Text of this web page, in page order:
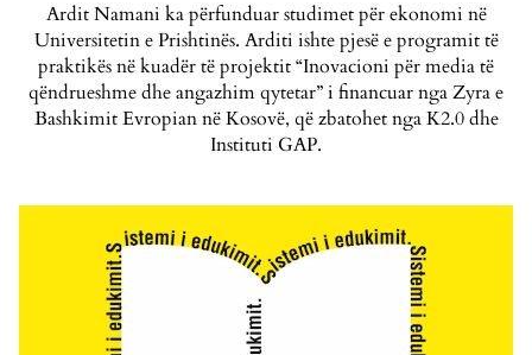
Ardit Namani ka përfunduar studimet për ekonomi në
Universitetin e Prishtinës. Arditi ishte pjesë e programit të
praktikës në kuadër të projektit “Inovacioni për media të
qëndrueshme dhe angazhim qytetar” i financuar nga Zyra e
Bashkimit Evropian në Kosovë, që zbatohet nga K2.0 dhe
Instituti GAP.